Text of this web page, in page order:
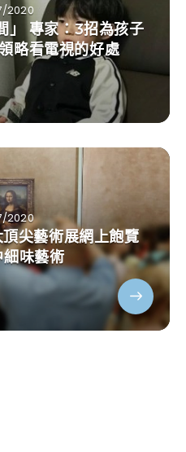
2020
」 專家：3招為孩子
略看電視的好處
2020
尖藝術展網上飽覽
味藝術